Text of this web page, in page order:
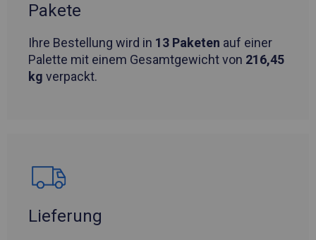
Pakete
Ihre Bestellung wird in 13 Paketen auf einer
Palette mit einem Gesamtgewicht von 216,45
kg verpackt.
Lieferung